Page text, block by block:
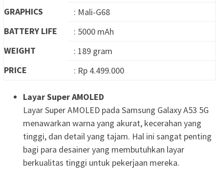
GRAPHICS
: Mali-G68
BATTERY LIFE
: 5000 mAh
WEIGHT
: 189 gram
PRICE
: Rp 4.499.000
Layar Super AMOLED
Layar Super AMOLED pada Samsung Galaxy A53 5G
menawarkan warna yang akurat, kecerahan yang
tinggi, dan detail yang tajam. Hal ini sangat penting
bagi para desainer yang membutuhkan layar
berkualitas tinggi untuk pekerjaan mereka.